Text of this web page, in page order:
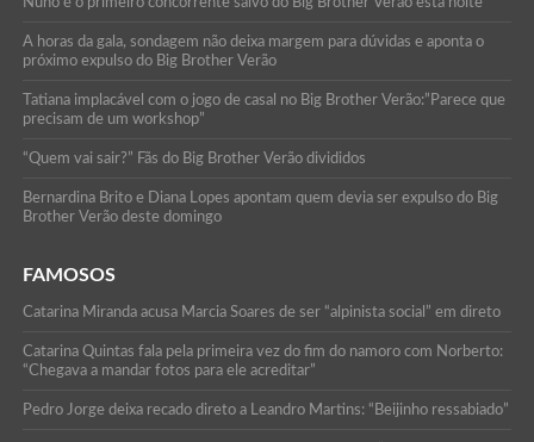
A horas da gala, sondagem não deixa margem para dúvidas e aponta o
próximo expulso do Big Brother Verão
Tatiana implacável com o jogo de casal no Big Brother Verão:”Parece que
precisam de um workshop”
“Quem vai sair?” Fãs do Big Brother Verão divididos
Bernardina Brito e Diana Lopes apontam quem devia ser expulso do Big
Brother Verão deste domingo
FAMOSOS
Catarina Miranda acusa Marcia Soares de ser “alpinista social” em direto
Catarina Quintas fala pela primeira vez do fim do namoro com Norberto:
“Chegava a mandar fotos para ele acreditar”
Pedro Jorge deixa recado direto a Leandro Martins: “Beijinho ressabiado”